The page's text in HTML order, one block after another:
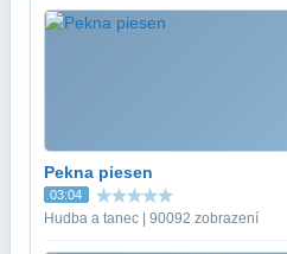
Pekna piesen
03:04
Hudba a tanec | 90092 zobrazení